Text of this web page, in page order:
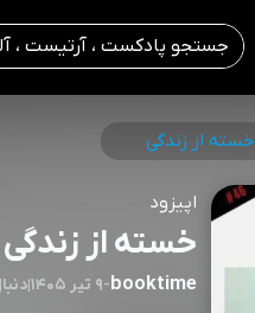
خسته از زندگی
اپیزود
خسته از زندگی
booktime
-۹ تیر ۱۴۰۵ |
0 :